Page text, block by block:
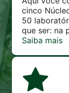
cinco
50
que ser: na